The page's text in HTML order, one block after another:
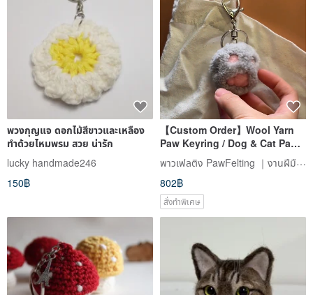
พวงกุญแจ ดอกไม้สีขาวและเหลือง
ทำด้วยไหมพรม สวย น่ารัก
lucky handmade246
150฿
【Custom Order】Wool Yarn
Paw Keyring / Dog & Cat Paw
Custom
พาวเฟลติง PawFelting ｜งานฝีมือสักหลาดขนสัตว์เลี้ยง
802฿
สั่งทำพิเศษ